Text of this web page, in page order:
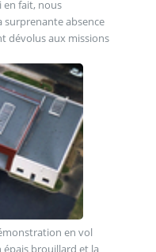
en fait, nous
surprenante absence
dévolus aux missions
en vol
épais brouillard et la